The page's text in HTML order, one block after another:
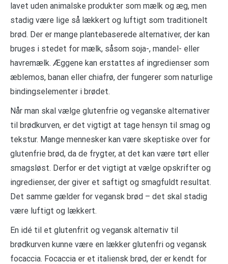
lavet uden animalske produkter som mælk og æg, men
stadig være lige så lækkert og luftigt som traditionelt
brød. Der er mange plantebaserede alternativer, der kan
bruges i stedet for mælk, såsom soja-, mandel- eller
havremælk. Æggene kan erstattes af ingredienser som
æblemos, banan eller chiafrø, der fungerer som naturlige
bindingselementer i brødet.
Når man skal vælge glutenfrie og veganske alternativer
til brødkurven, er det vigtigt at tage hensyn til smag og
tekstur. Mange mennesker kan være skeptiske over for
glutenfrie brød, da de frygter, at det kan være tørt eller
smagsløst. Derfor er det vigtigt at vælge opskrifter og
ingredienser, der giver et saftigt og smagfuldt resultat.
Det samme gælder for vegansk brød – det skal stadig
være luftigt og lækkert.
En idé til et glutenfrit og vegansk alternativ til
brødkurven kunne være en lækker glutenfri og vegansk
focaccia. Focaccia er et italiensk brød, der er kendt for